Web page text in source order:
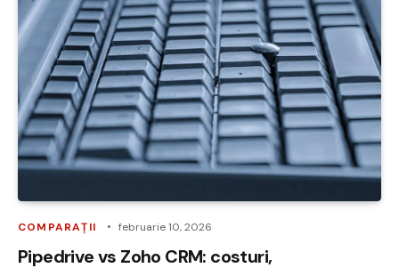
COMPARAȚII februarie 10, 2026
Pipedrive vs Zoho CRM: costuri,